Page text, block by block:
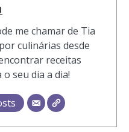
me chamar de Tia
culinárias desde
receitas
seu dia a dia!